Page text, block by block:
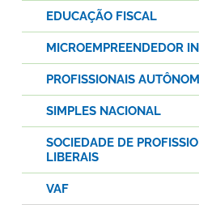
EDUCAÇÃO FISCAL
MICROEMPREENDEDOR
PROFISSIONAIS
SIMPLES NACIONAL
SOCIEDADE DE
LIBERAIS
VAF